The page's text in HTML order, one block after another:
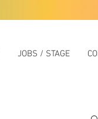
JOBS / STAGE